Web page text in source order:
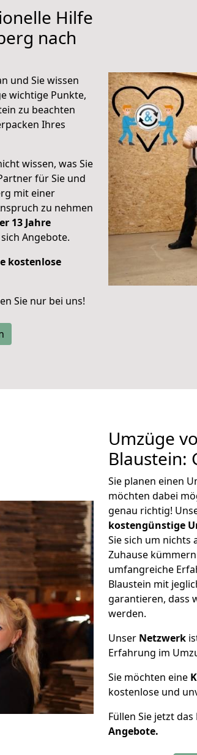
Hilfe
nach
und Sie wissen
wichtige Punkte,
zu beachten
Ihres
wissen, was Sie
für Sie und
mit einer
zu nehmen
13 Jahre
Angebote.
kostenlose
Sie nur bei uns!
Umzüge
Blaustein:
Sie planen einen
möchten dabei
genau richtig!
kostengünstige
Sie sich um nichts
Zuhause
umfangreiche
Blaustein mit
garantieren, dass
werden.
Unser Netzwerk
Erfahrung im
Sie möchten eine
kostenlose und
Füllen Sie jetzt
Angebote.